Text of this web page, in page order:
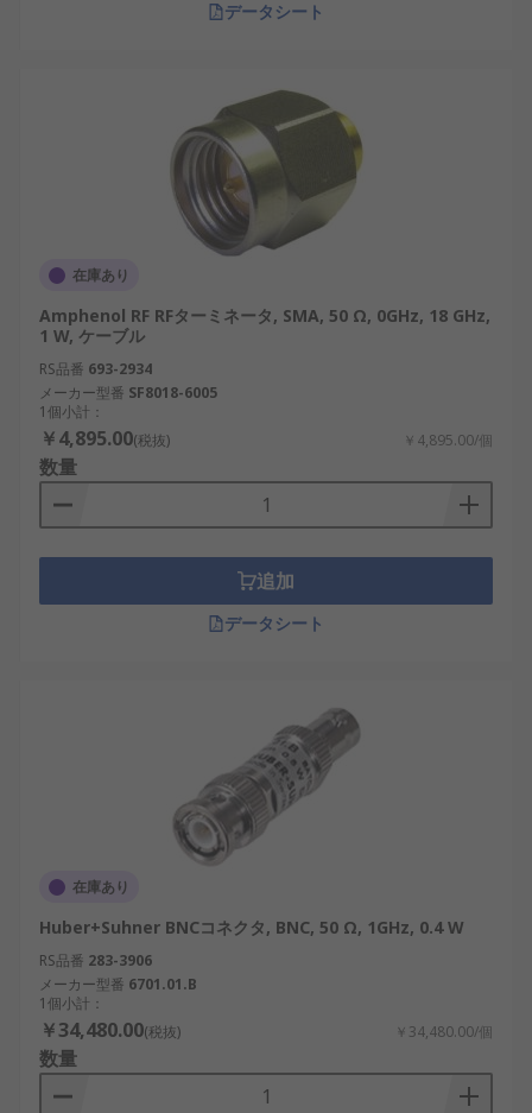
RFターミネータは、国際的なメーカーから国内の専
：幅広いラインアップと安定した価格
帯で人気の高いメーカー。
Keysight Technologies
：測定機器分野で世
界的に有名で、高精度なRF終端器を提供。
：堅牢な構造と信頼性で産業用
途に適しています。
Linx Technologies：小型通信モジュールや
IoT向けRF部品を開発。
ヒロセ電機（Hirose Electric）
ーカーで、高品質な同軸終端器を製造。
Molex（モレックス）
：国際的メーカーで、
BNC終端器やSMA終端器など多様な接続形式
を展開。
RFターミネータは、通信や測定の安定性を支える重
要な要素です。国内の再生可能エネルギー、AI、
IoT、半導体分野の発展に伴い、その需要は今後も
RFターミネータ・RF終端器用RSコ
ンポーネントのご紹介
RSは、日本全国で使用されるRFターミネータの世界
的なサプライヤーとして認知されています。当社
は、日本の高い性能・信頼性基準を満たすRF終端器
を提供しており、産業用途から革新的なプロジェク
トまで対応する幅広いRFターミネータを卸売価格で
取り扱っています。おすすめ品や交換部品も低価格
でご用意しています。配送については、
をご確認ください。
データシート
在庫あり
Amphenol RF RFターミネータ, SMA, 50 Ω, 0GHz, 18 GHz,
1 W, ケーブル
RS品番 693-2934
メーカー型番 SF8018-6005
1個小計：
￥4,895.00(税抜) ￥4,895.00/個
数量
追加
データシート
在庫あり
Huber+Suhner BNCコネクタ, BNC, 50 Ω, 1GHz, 0.4 W
RS品番 283-3906
メーカー型番 6701.01.B
1個小計：
￥34,480.00(税抜) ￥34,480.00/個
数量